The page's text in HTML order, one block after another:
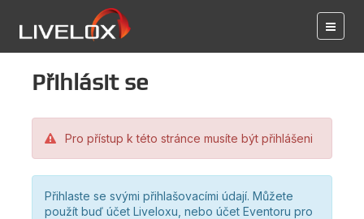
Přihlásit se
Pro přístup k této stránce musíte být přihlášeni
Přihlaste se svými přihlašovacími údají. Můžete
použít buď účet Liveloxu, nebo účet Eventoru pro